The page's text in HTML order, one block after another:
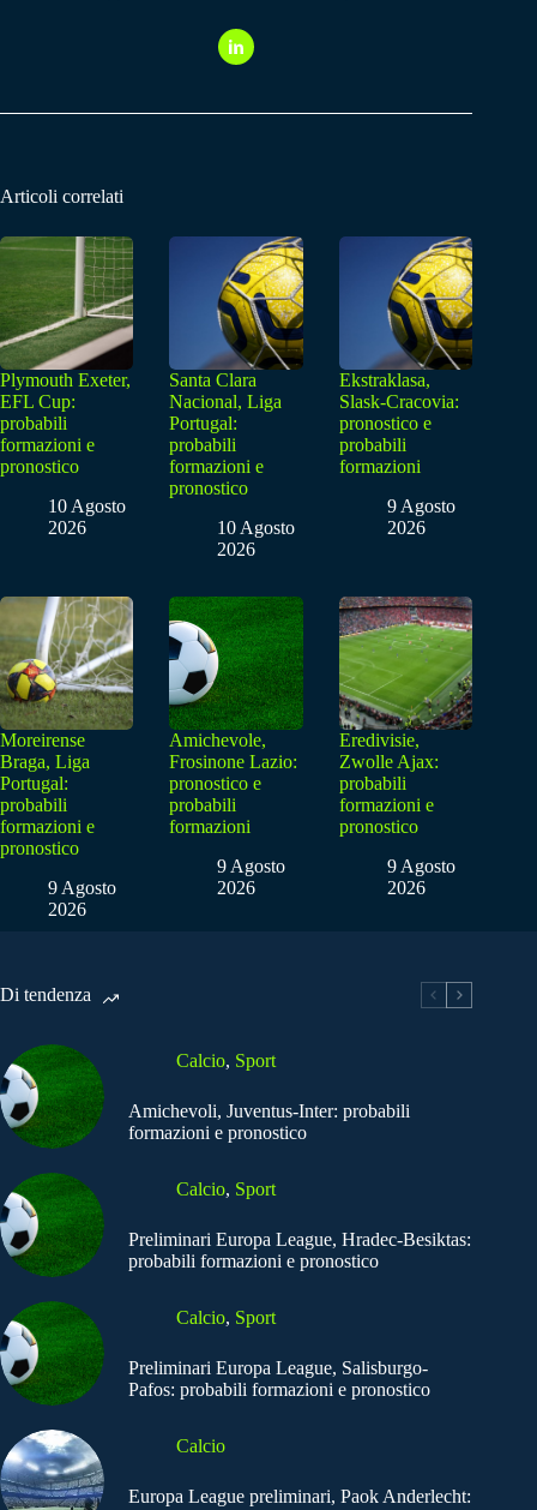
Articoli correlati
Plymouth Exeter,
EFL Cup:
probabili
formazioni e
pronostico
10 Agosto
2026
Santa Clara
Nacional, Liga
Portugal:
probabili
formazioni e
pronostico
10 Agosto
2026
Ekstraklasa,
Slask-Cracovia:
pronostico e
probabili
formazioni
9 Agosto
2026
Moreirense
Braga, Liga
Portugal:
probabili
formazioni e
pronostico
9 Agosto
2026
Amichevole,
Frosinone Lazio:
pronostico e
probabili
formazioni
9 Agosto
2026
Eredivisie,
Zwolle Ajax:
probabili
formazioni e
pronostico
9 Agosto
2026
Di tendenza
Calcio, Sport
Amichevoli, Juventus-Inter: probabili
formazioni e pronostico
Calcio, Sport
Preliminari Europa League, Hradec-Besiktas:
probabili formazioni e pronostico
Calcio, Sport
Preliminari Europa League, Salisburgo-
Pafos: probabili formazioni e pronostico
Calcio
Europa League preliminari, Paok Anderlecht: